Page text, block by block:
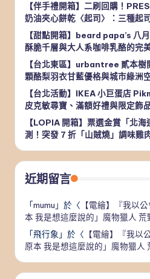
【伴手禮開箱】二刷回購！
奶油夾心餅乾〈起司〉：三種起
【甜點開箱】beard papa’s 八
酥脆千層與大人系咖啡乳酪的完
【台北東區】urbantree 貳本樹
顆酪梨羽衣甘藍優格與城市綠洲
【台北活動】IKEA 小巨蛋店
皮克敏尋寶、滿額好禮與限定飾
【LOPIA 開箱】票選金賞「北
測！突發 7 折「山賊燒」調味雞
近期留言
「 mumu 」於〈 【電繪】『我以
本 我是想這麼說的」魔物獵人
「 飛行象 」於〈 【電繪】『我以
原本 我是想這麼說的」魔物獵人